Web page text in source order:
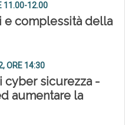
11.00-12.00
e complessità della
ORE 14:30
cyber sicurezza -
aumentare la